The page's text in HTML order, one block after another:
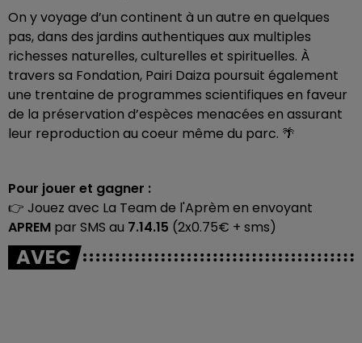
On y voyage d’un continent à un autre en quelques
pas, dans des jardins authentiques aux multiples
richesses naturelles, culturelles et spirituelles. À
travers sa Fondation, Pairi Daiza poursuit également
une trentaine de programmes scientifiques en faveur
de la préservation d’espèces menacées en assurant
leur reproduction au coeur même du parc. 🌴
Pour jouer et gagner :
​👉​ Jouez avec La Team de l'Aprèm en envoyant
APREM par SMS au 7.14.15 (2x0.75€ + sms)
AVEC